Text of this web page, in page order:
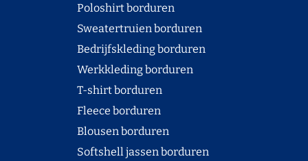
Poloshirt borduren
Sweatertruien borduren
Bedrijfskleding borduren
Werkkleding borduren
T-shirt borduren
Fleece borduren
Blousen borduren
Softshell jassen borduren